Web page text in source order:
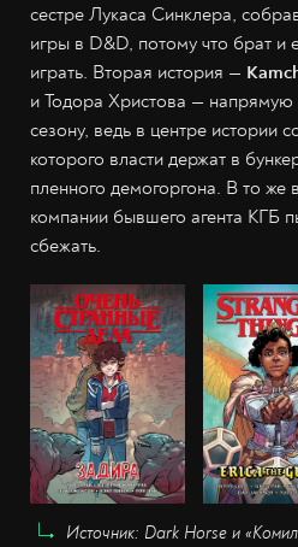
сестре Лукаса Синклера,
игры в D&D, потому что брат и
играть. Вторая история —
и Тодора Христова — напрямую
сезону, ведь в центре истории
которого власти держат в
пленного демогоргона. В то же
компании бывшего агента КГБ
сбежать.
Источник: Dark Horse и